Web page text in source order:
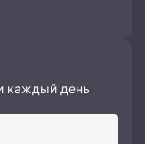
каждый день